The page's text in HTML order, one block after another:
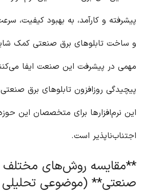
پیشرفته و کارآمد، به بهبود کیفیت،
و ساخت تابلوهای برق صنعتی کمک
مهمی در پیشرفت این صنعت ایفا
پیچیدگی روزافزون تابلوهای برق
این نرم‌افزارها برای متخصصان این
اجتناب‌ناپذیر است.
**مقایسه روش‌های مختلف
صنعتی** (موضوعی تحلیلی